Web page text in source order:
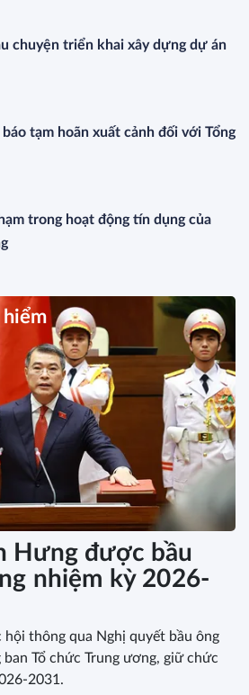
chuyện triển khai xây dựng dự án
tạm hoãn xuất cảnh đối với Tổng
trong hoạt động tín dụng của
hiểm
Hưng được bầu
nhiệm kỳ 2026-
thông qua Nghị quyết bầu ông
Tổ chức Trung ương, giữ chức
2031.